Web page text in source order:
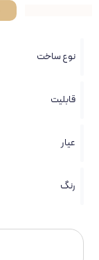
نوع ساخت
قابلیت
عیار
رنگ